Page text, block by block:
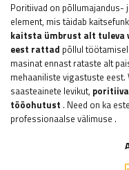
Poritiivad on põllumajandus-
element, mis täidab
kaitsta ümbrust alt tuleva
eest rattad põllul
masinat ennast rataste alt
mehaaniliste vigastuste
saasteainete levikut,
tööohutust . Need on ka
professionaalse välimuse .